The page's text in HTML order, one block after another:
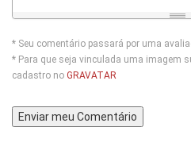
* Seu comentário passará por uma
* Para que seja vinculada uma imagem
cadastro no GRAVATAR